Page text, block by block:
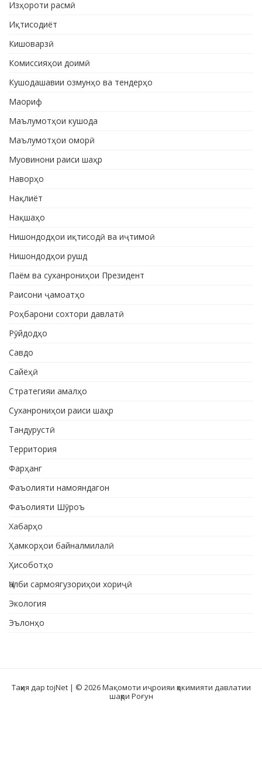
Изҳороти расмӣ
Иқтисодиёт
Кишоварзӣ
Комиссияҳои доимӣ
Кушодашавии озмунҳо ва тендерҳо
Маориф
Маълумотҳои кушода
Маълумотҳои оморӣ
Муовинони раиси шаҳр
Наворҳо
Нақлиёт
Нақшаҳо
Нишондодҳои иқтисодӣ ва иҷтимоӣ
Нишондодҳои рушд
Паём ва суханрониҳои Президент
Раисони ҷамоатҳо
Роҳбарони сохтори давлатӣ
Рӯйдодҳо
Савдо
Сайёҳӣ
Стратегияи амалҳо
Суханрониҳои раиси шаҳр
Тандурустӣ
Территория
Фарҳанг
Фаъолияти намояндагон
Фаъолияти Шӯроъ
Хабарҳо
Ҳамкорҳои байналмилалӣ
Ҳисоботҳо
Ҷалби сармоягузориҳои хориҷӣ
Экология
Эълонҳо
Таҳия дар tojNet | © 2026 Мақомоти иҷроияи ҳокимияти давлатии
шаҳри Роғун